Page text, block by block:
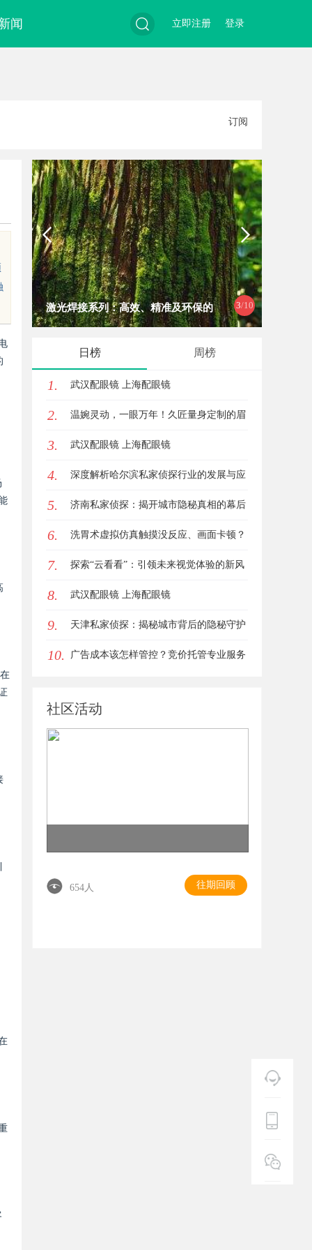
闻
索
登录
立即注册
订阅
4/10
激光焊接系列：高效、精准及环保的
制造解决方案
全面解析2828电
日榜 周榜
1. 武汉配眼镜 上海配眼镜
2. 温婉灵动，一眼万年！久匠量身定制的眉
眼唇，才是你整张脸的点睛之笔！淡颜系
女生的气质加分项
3. 武汉配眼镜 上海配眼镜
4. 深度解析哈尔滨私家侦探行业的发展与应
用现状
5. 济南私家侦探：揭开城市隐秘真相的幕后
英雄
6. 洗胃术虚拟仿真触摸没反应、画面卡顿？
立方幻境破解难题
7. 探索“云看看”：引领未来视觉体验的新风
潮
8. 武汉配眼镜 上海配眼镜
9. 天津私家侦探：揭秘城市背后的隐秘守护
者
10. 广告成本该怎样管控？竞价托管专业服务
社区活动
654人 往期回顾